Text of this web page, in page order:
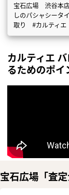
宝石広場 渋谷本
しのパシャシータ
取り #カルティエ
カルティエ
るためのポ
宝石広場「査